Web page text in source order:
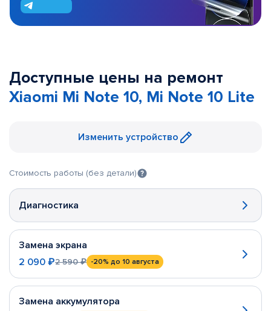
Доступные цены на ремонт
Xiaomi Mi Note 10, Mi Note 10 Lite
Изменить устройство
Стоимость работы (без детали)
Диагностика
Замена экрана
2 090 ₽2 590 ₽ -20% до 10 августа
Замена аккумулятора